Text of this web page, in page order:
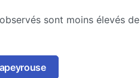
sont moins élevés de